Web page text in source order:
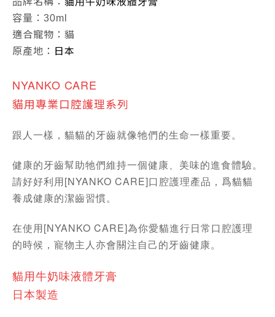
容量： 30ml
適合寵物： 貓
原產地： 日本
NYANKO CARE
貓用專業口腔護理系列
跟人一樣，貓貓的牙齒就像牠們的生命一樣重要。
健康的牙齒幫助牠們維持一個健康、美味的進食體驗。
請好好利用[NYANKO CARE]口腔護理產品，爲貓貓
養成健康的潔齒習慣。
在使用[NYANKO CARE]為你愛貓進行日常口腔護理
的時候，寵物主人亦會關注自己的牙齒健康。
貓用牛奶味液體牙膏
日本製造